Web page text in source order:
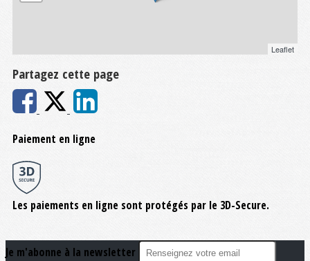
Leaflet
Partagez cette page
Paiement en ligne
Les paiements en ligne sont protégés par le 3D-Secure.
Je m'abonne à la newsletter